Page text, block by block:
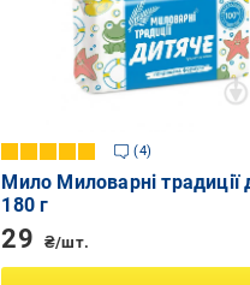
4
Мило Миловарні традиції
180 г
29 ₴/шт.